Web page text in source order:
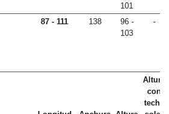
101
87 - 111 138
96 -
103
-
Altura
con
techo